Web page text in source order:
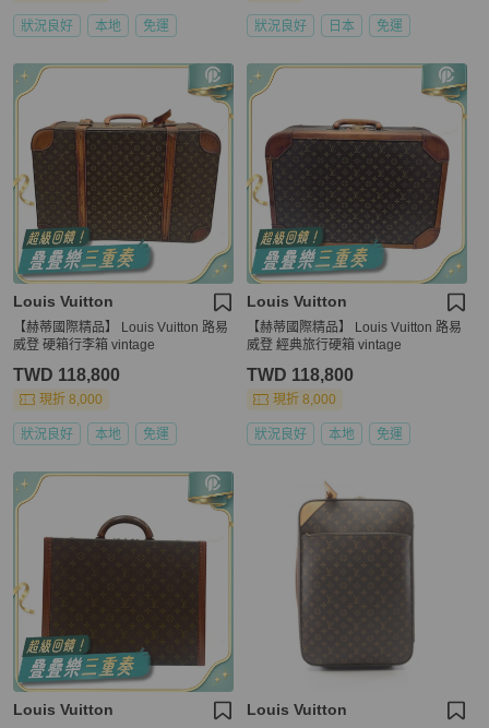
狀況良好 本地 免運 狀況良好 日本 免運
Louis Vuitton
【赫蒂國際精品】 Louis Vuitton 路易
威登 硬箱行李箱 vintage
TWD 118,800
現折 8,000
狀況良好 本地 免運
Louis Vuitton
【赫蒂國際精品】 Louis Vuitton 路易
威登 經典旅行硬箱 vintage
TWD 118,800
現折 8,000
狀況良好 本地 免運
Louis Vuitton Louis Vuitton